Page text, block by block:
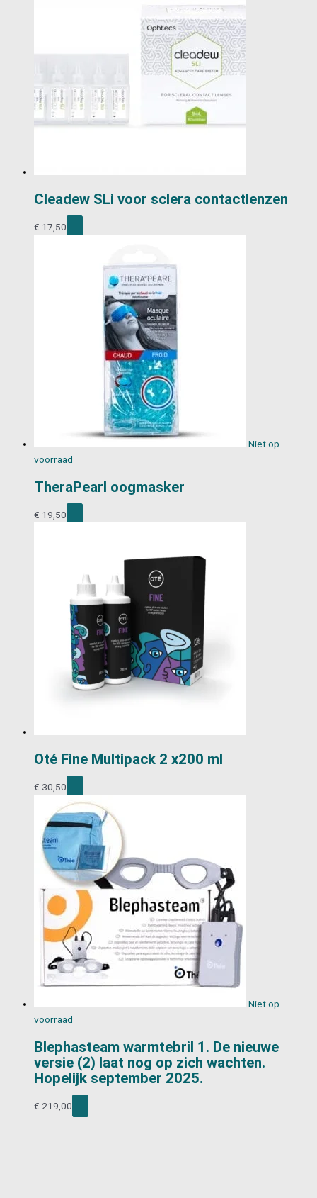
Cleadew SLi voor sclera contactlenzen
€ 17,50
Niet op
voorraad
TheraPearl oogmasker
€ 19,50
Oté Fine Multipack 2 x200 ml
€ 30,50
Niet op
voorraad
Blephasteam warmtebril 1. De nieuwe
versie (2) laat nog op zich wachten.
Hopelijk september 2025.
€ 219,00